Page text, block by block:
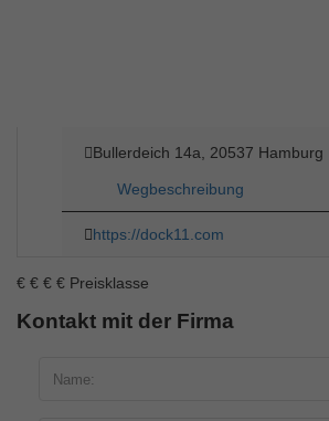
Bullerdeich 14a, 20537 Hamburg
Wegbeschreibung
https://dock11.com
€ € € € Preisklasse
Kontakt mit der Firma